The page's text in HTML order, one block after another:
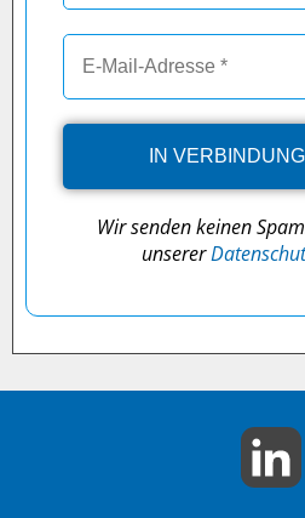
Wir senden keinen
unserer